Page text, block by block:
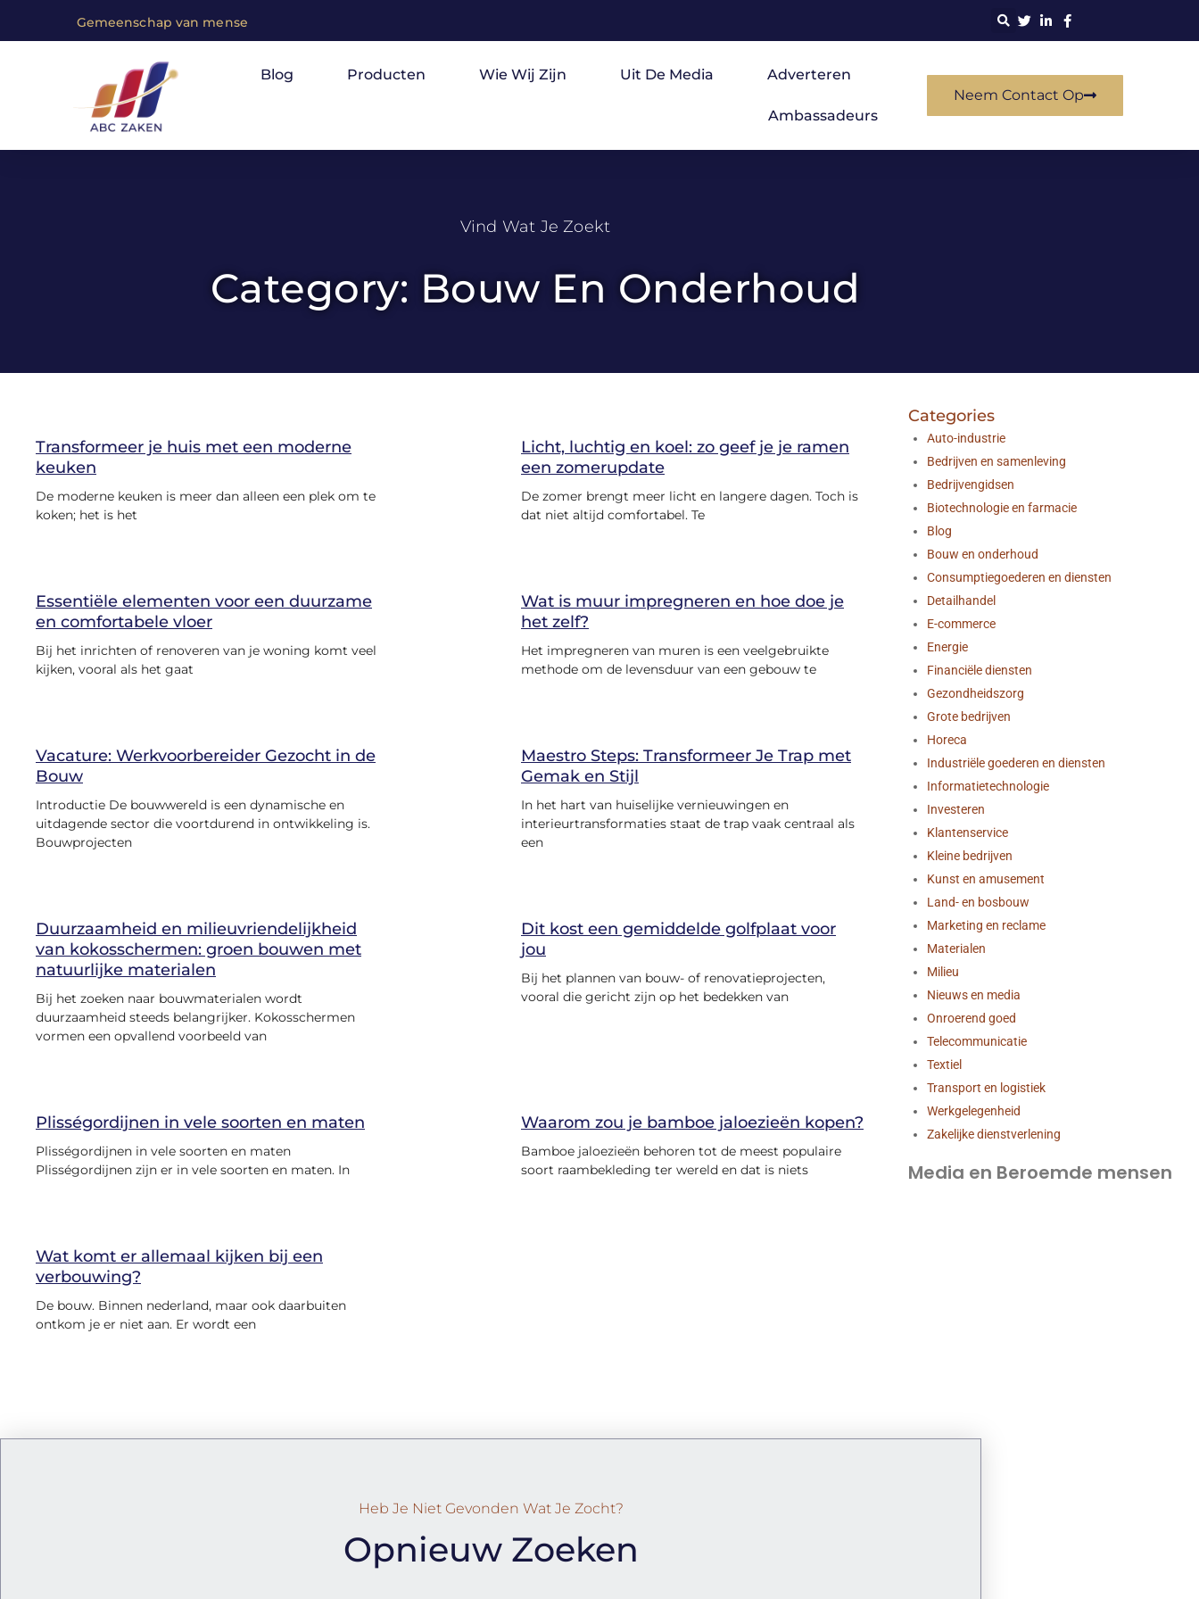
Gemeenschap van mense
Blog Producten Wie Wij Zijn Uit De Media Adverteren
Ambassadeurs
Neem Contact Op
Vind Wat Je Zoekt
Category: Bouw En Onderhoud
Transformeer je huis met een moderne
keuken
De moderne keuken is meer dan alleen een plek om te
koken; het is het
Licht, luchtig en koel: zo geef je je ramen
een zomerupdate
De zomer brengt meer licht en langere dagen. Toch is
dat niet altijd comfortabel. Te
Essentiële elementen voor een duurzame
en comfortabele vloer
Bij het inrichten of renoveren van je woning komt veel
kijken, vooral als het gaat
Wat is muur impregneren en hoe doe je
het zelf?
Het impregneren van muren is een veelgebruikte
methode om de levensduur van een gebouw te
Vacature: Werkvoorbereider Gezocht in de
Bouw
Introductie De bouwwereld is een dynamische en
uitdagende sector die voortdurend in ontwikkeling is.
Bouwprojecten
Maestro Steps: Transformeer Je Trap met
Gemak en Stijl
In het hart van huiselijke vernieuwingen en
interieurtransformaties staat de trap vaak centraal als
een
Duurzaamheid en milieuvriendelijkheid
van kokosschermen: groen bouwen met
natuurlijke materialen
Bij het zoeken naar bouwmaterialen wordt
duurzaamheid steeds belangrijker. Kokosschermen
vormen een opvallend voorbeeld van
Dit kost een gemiddelde golfplaat voor
jou
Bij het plannen van bouw- of renovatieprojecten,
vooral die gericht zijn op het bedekken van
Plisségordijnen in vele soorten en maten
Plisségordijnen in vele soorten en maten
Plisségordijnen zijn er in vele soorten en maten. In
Waarom zou je bamboe jaloezieën kopen?
Bamboe jaloezieën behoren tot de meest populaire
soort raambekleding ter wereld en dat is niets
Wat komt er allemaal kijken bij een
verbouwing?
De bouw. Binnen nederland, maar ook daarbuiten
ontkom je er niet aan. Er wordt een
Categories
Auto-industrie
Bedrijven en samenleving
Bedrijvengidsen
Biotechnologie en farmacie
Blog
Bouw en onderhoud
Consumptiegoederen en diensten
Detailhandel
E-commerce
Energie
Financiële diensten
Gezondheidszorg
Grote bedrijven
Horeca
Industriële goederen en diensten
Informatietechnologie
Investeren
Klantenservice
Kleine bedrijven
Kunst en amusement
Land- en bosbouw
Marketing en reclame
Materialen
Milieu
Nieuws en media
Onroerend goed
Telecommunicatie
Textiel
Transport en logistiek
Werkgelegenheid
Zakelijke dienstverlening
Media en Beroemde mensen
Heb Je Niet Gevonden Wat Je Zocht?
Opnieuw Zoeken